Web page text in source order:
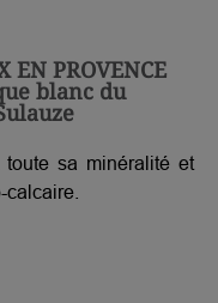
EN PROVENCE
blanc du
sa minéralité et
calcaire.